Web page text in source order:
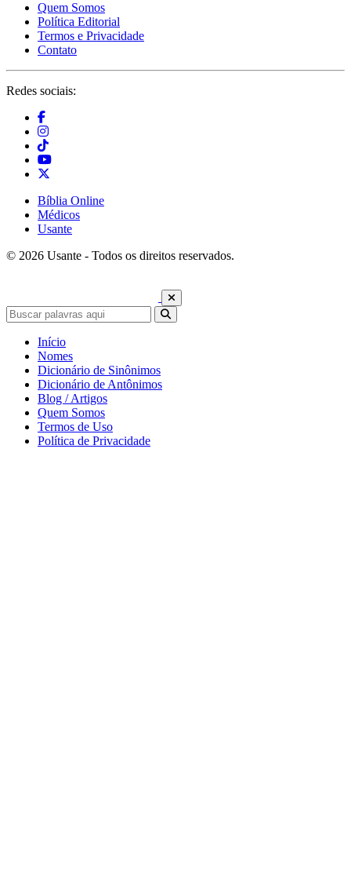
Quem Somos
Política Editorial
Termos e Privacidade
Contato
Redes sociais:
Bíblia Online
Médicos
Usante
© 2026 Usante - Todos os direitos reservados.
Início
Nomes
Dicionário de Sinônimos
Dicionário de Antônimos
Blog / Artigos
Quem Somos
Termos de Uso
Política de Privacidade